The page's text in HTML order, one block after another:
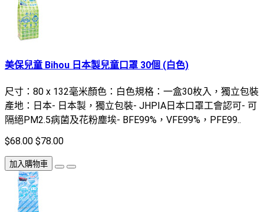
美保兒童 Bihou 日本製兒童口罩 30個 (白色)
尺寸：80 x 132毫米顏色：白色規格：一盒30枚入，獨立包裝
產地：日本- 日本製，獨立包裝- JHPIA日本口罩工會認可- 可
隔絕PM2.5病菌及花粉塵埃- BFE99%，VFE99%，PFE99..
$68.00 $78.00
加入購物車